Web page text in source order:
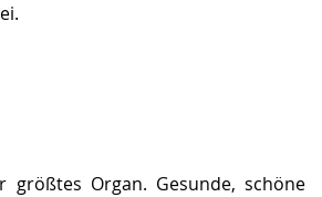
größtes Organ. Gesunde, schöne